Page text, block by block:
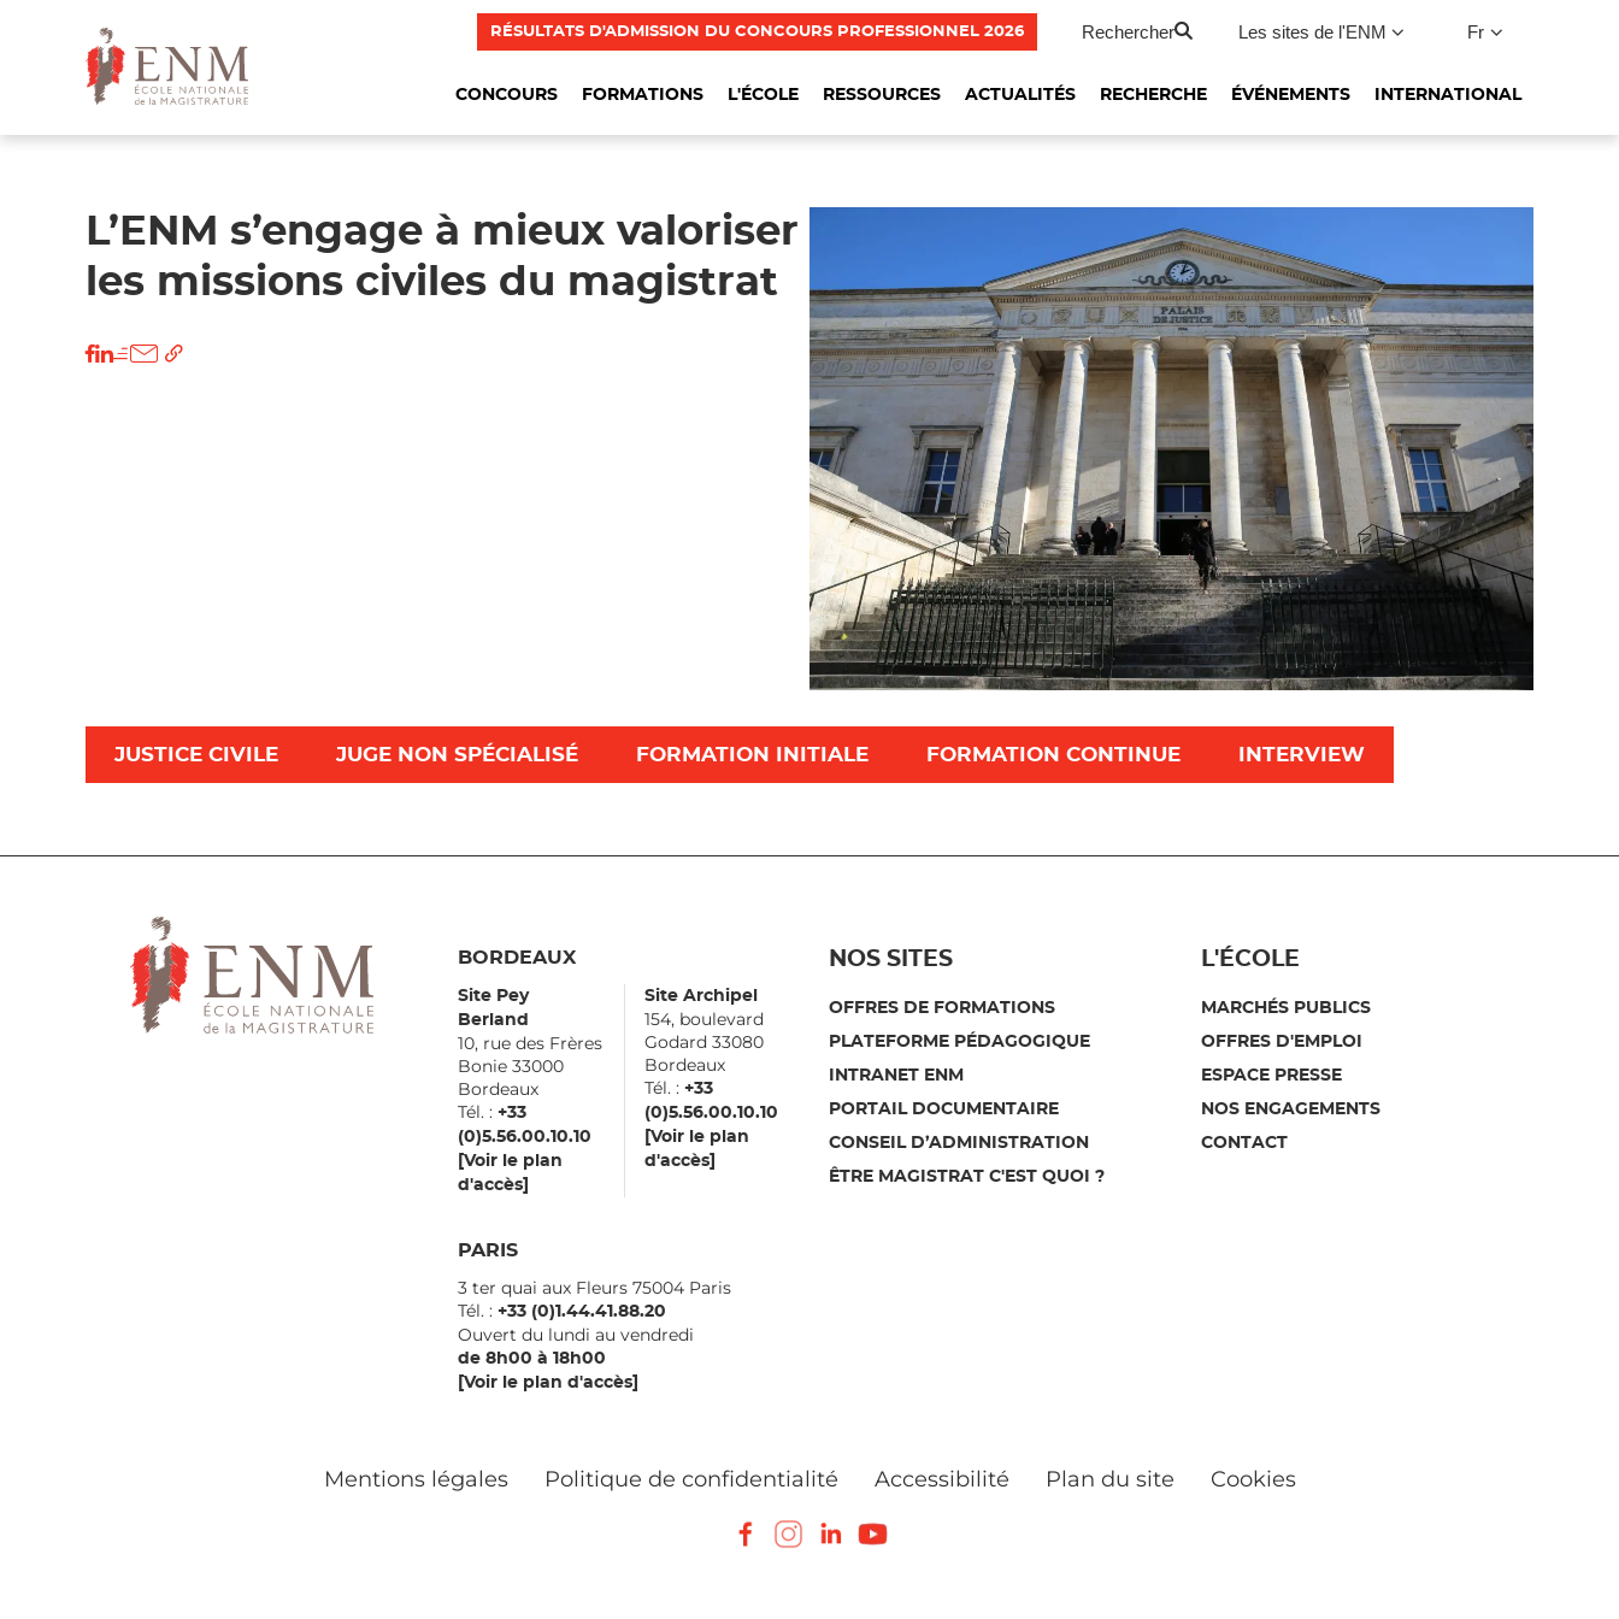
RÉSULTATS D'ADMISSION DU CONCOURS PROFESSIONNEL 2026 Rechercher Les sites de l'ENM Fr
CONCOURS FORMATIONS L'ÉCOLE RESSOURCES ACTUALITÉS RECHERCHE ÉVÉNEMENTS INTERNATIONAL
L’ENM s’engage à mieux valoriser
les missions civiles du magistrat
JUSTICE CIVILE JUGE NON SPÉCIALISÉ FORMATION INITIALE FORMATION CONTINUE INTERVIEW
BORDEAUX
Site Pey
Berland
10, rue des Frères
Bonie 33000
Bordeaux
Tél. : +33
(0)5.56.00.10.10
[Voir le plan
d'accès]
Site Archipel
154, boulevard
Godard 33080
Bordeaux
Tél. : +33
(0)5.56.00.10.10
[Voir le plan
d'accès]
PARIS
3 ter quai aux Fleurs 75004 Paris
Tél. : +33 (0)1.44.41.88.20
Ouvert du lundi au vendredi
de 8h00 à 18h00
[Voir le plan d'accès]
NOS SITES
OFFRES DE FORMATIONS
PLATEFORME PÉDAGOGIQUE
INTRANET ENM
PORTAIL DOCUMENTAIRE
CONSEIL D’ADMINISTRATION
ÊTRE MAGISTRAT C'EST QUOI ?
L'ÉCOLE
MARCHÉS PUBLICS
OFFRES D'EMPLOI
ESPACE PRESSE
NOS ENGAGEMENTS
CONTACT
Mentions légales Politique de confidentialité Accessibilité Plan du site Cookies
Facebook
Instagram
LinkedIn
Youtube